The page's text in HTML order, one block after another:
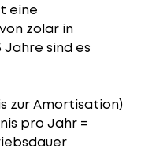
eine
zolar in
Jahre sind es
zur Amortisation)
pro Jahr =